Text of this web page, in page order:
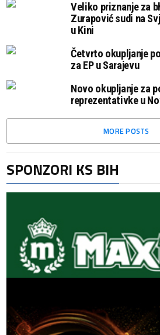
Veliko priznanje za
Zurapović sudi na
u Kini
Četvrto okupljanje
za EP u Sarajevu
Novo okupljanje za
reprezentativke u
MORE POSTS
SPONZORI KS BIH